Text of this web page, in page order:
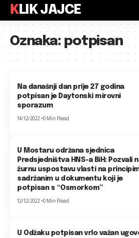
KLIK JAJCE
Oznaka:potpisan
Na današnji dan prije 27 godina
potpisan je Daytonski mirovni
sporazum
14/12/2022 0 Min Read
U Mostaru održana sjednica
Predsjedništva HNS-a BiH: Pozvali
žurnu uspostavu vlasti na
sadržanim u dokumentu koji je
potpisan s “Osmorkom”
12/12/2022 0 Min Read
U Odžaku potpisan vrlo važan